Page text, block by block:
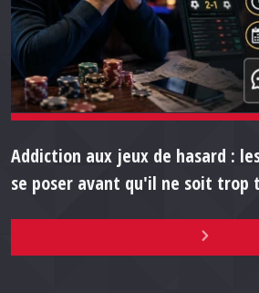
Addiction aux jeux de hasard :
se poser avant qu'il ne soit trop